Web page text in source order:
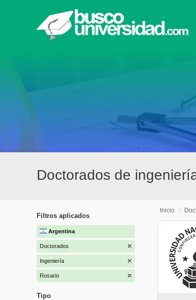
Doctorados de
Filtros aplicados
Argentina
Doctorados
Ingeniería
Rosario
Tipo
Inicio /